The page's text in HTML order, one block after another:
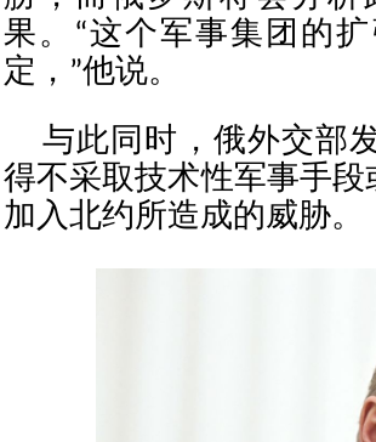
果。“这个军事集团的
定，”他说。
与此同时，俄外交部
得不采取技术性军事手
加入北约所造成的威胁。